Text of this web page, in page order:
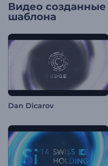
Видео
шаблона
Dan Dicarov